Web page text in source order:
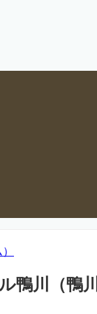
鴨川（鴨